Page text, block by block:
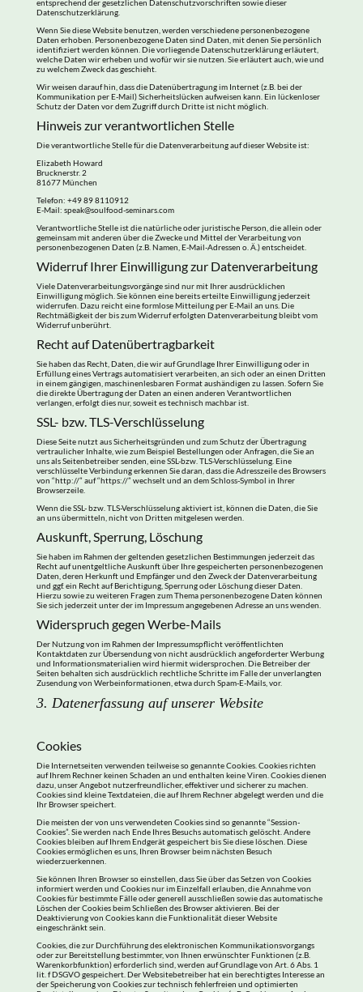
entsprechend der gesetzlichen Datenschutzvorschriften sowie dieser
Datenschutzerklärung.
Wenn Sie diese Website benutzen, werden verschiedene personenbezogene
Daten erhoben. Personenbezogene Daten sind Daten, mit denen Sie persönlich
identifiziert werden können. Die vorliegende Datenschutzerklärung erläutert,
welche Daten wir erheben und wofür wir sie nutzen. Sie erläutert auch, wie und
zu welchem Zweck das geschieht.
Wir weisen darauf hin, dass die Datenübertragung im Internet (z.B. bei der
Kommunikation per E-Mail) Sicherheitslücken aufweisen kann. Ein lückenloser
Schutz der Daten vor dem Zugriff durch Dritte ist nicht möglich.
Hinweis zur verantwortlichen Stelle
Die verantwortliche Stelle für die Datenverarbeitung auf dieser Website ist:
Elizabeth Howard
Brucknerstr. 2
81677 München
Telefon: +49 89 8110912
E-Mail: speak@soulfood-seminars.com
Verantwortliche Stelle ist die natürliche oder juristische Person, die allein oder
gemeinsam mit anderen über die Zwecke und Mittel der Verarbeitung von
personenbezogenen Daten (z.B. Namen, E-Mail-Adressen o. Ä.) entscheidet.
Widerruf Ihrer Einwilligung zur Datenverarbeitung
Viele Datenverarbeitungsvorgänge sind nur mit Ihrer ausdrücklichen
Einwilligung möglich. Sie können eine bereits erteilte Einwilligung jederzeit
widerrufen. Dazu reicht eine formlose Mitteilung per E-Mail an uns. Die
Rechtmäßigkeit der bis zum Widerruf erfolgten Datenverarbeitung bleibt vom
Widerruf unberührt.
Recht auf Datenübertragbarkeit
Sie haben das Recht, Daten, die wir auf Grundlage Ihrer Einwilligung oder in
Erfüllung eines Vertrags automatisiert verarbeiten, an sich oder an einen Dritten
in einem gängigen, maschinenlesbaren Format aushändigen zu lassen. Sofern Sie
die direkte Übertragung der Daten an einen anderen Verantwortlichen
verlangen, erfolgt dies nur, soweit es technisch machbar ist.
SSL- bzw. TLS-Verschlüsselung
Diese Seite nutzt aus Sicherheitsgründen und zum Schutz der Übertragung
vertraulicher Inhalte, wie zum Beispiel Bestellungen oder Anfragen, die Sie an
uns als Seitenbetreiber senden, eine SSL-bzw. TLS-Verschlüsselung. Eine
verschlüsselte Verbindung erkennen Sie daran, dass die Adresszeile des Browsers
von “http://” auf “https://” wechselt und an dem Schloss-Symbol in Ihrer
Browserzeile.
Wenn die SSL- bzw. TLS-Verschlüsselung aktiviert ist, können die Daten, die Sie
an uns übermitteln, nicht von Dritten mitgelesen werden.
Auskunft, Sperrung, Löschung
Sie haben im Rahmen der geltenden gesetzlichen Bestimmungen jederzeit das
Recht auf unentgeltliche Auskunft über Ihre gespeicherten personenbezogenen
Daten, deren Herkunft und Empfänger und den Zweck der Datenverarbeitung
und ggf. ein Recht auf Berichtigung, Sperrung oder Löschung dieser Daten.
Hierzu sowie zu weiteren Fragen zum Thema personenbezogene Daten können
Sie sich jederzeit unter der im Impressum angegebenen Adresse an uns wenden.
Widerspruch gegen Werbe-Mails
Der Nutzung von im Rahmen der Impressumspflicht veröffentlichten
Kontaktdaten zur Übersendung von nicht ausdrücklich angeforderter Werbung
und Informationsmaterialien wird hiermit widersprochen. Die Betreiber der
Seiten behalten sich ausdrücklich rechtliche Schritte im Falle der unverlangten
Zusendung von Werbeinformationen, etwa durch Spam-E-Mails, vor.
3. Datenerfassung auf unserer Website
Cookies
Die Internetseiten verwenden teilweise so genannte Cookies. Cookies richten
auf Ihrem Rechner keinen Schaden an und enthalten keine Viren. Cookies dienen
dazu, unser Angebot nutzerfreundlicher, effektiver und sicherer zu machen.
Cookies sind kleine Textdateien, die auf Ihrem Rechner abgelegt werden und die
Ihr Browser speichert.
Die meisten der von uns verwendeten Cookies sind so genannte “Session-
Cookies”. Sie werden nach Ende Ihres Besuchs automatisch gelöscht. Andere
Cookies bleiben auf Ihrem Endgerät gespeichert bis Sie diese löschen. Diese
Cookies ermöglichen es uns, Ihren Browser beim nächsten Besuch
wiederzuerkennen.
Sie können Ihren Browser so einstellen, dass Sie über das Setzen von Cookies
informiert werden und Cookies nur im Einzelfall erlauben, die Annahme von
Cookies für bestimmte Fälle oder generell ausschließen sowie das automatische
Löschen der Cookies beim Schließen des Browser aktivieren. Bei der
Deaktivierung von Cookies kann die Funktionalität dieser Website
eingeschränkt sein.
Cookies, die zur Durchführung des elektronischen Kommunikationsvorgangs
oder zur Bereitstellung bestimmter, von Ihnen erwünschter Funktionen (z.B.
Warenkorbfunktion) erforderlich sind, werden auf Grundlage von Art. 6 Abs. 1
lit. f DSGVO gespeichert. Der Websitebetreiber hat ein berechtigtes Interesse an
der Speicherung von Cookies zur technisch fehlerfreien und optimierten